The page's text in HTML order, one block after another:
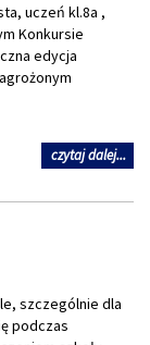
uczeń kl.8a ,
Konkursie
edycja
czytaj dalej...
szczególnie dla
podczas